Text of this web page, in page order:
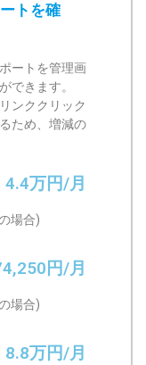
トを確
ートを管理画
できます。
ンククリック
ため、増減の
4.4万円/月
場合)
円/月
場合)
8.8万円/月